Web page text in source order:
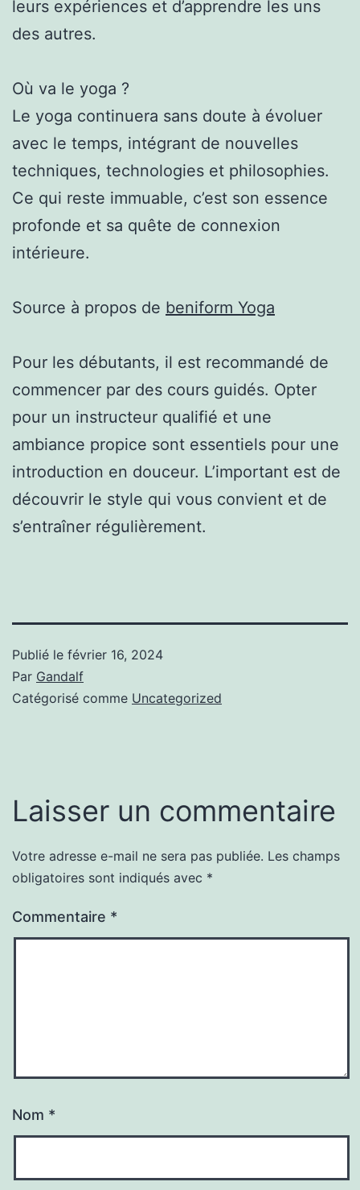
leurs expériences et d’apprendre les uns
des autres.
Où va le yoga ?
Le yoga continuera sans doute à évoluer
avec le temps, intégrant de nouvelles
techniques, technologies et philosophies.
Ce qui reste immuable, c’est son essence
profonde et sa quête de connexion
intérieure.
Source à propos de beniform Yoga
Pour les débutants, il est recommandé de
commencer par des cours guidés. Opter
pour un instructeur qualifié et une
ambiance propice sont essentiels pour une
introduction en douceur. L’important est de
découvrir le style qui vous convient et de
s’entraîner régulièrement.
Publié le février 16, 2024
Par Gandalf
Catégorisé comme Uncategorized
Laisser un commentaire
Votre adresse e-mail ne sera pas publiée. Les champs
obligatoires sont indiqués avec *
Commentaire *
Nom *